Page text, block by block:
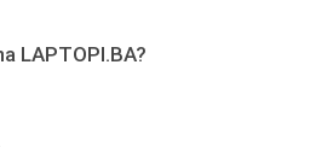
LAPTOPI.BA?